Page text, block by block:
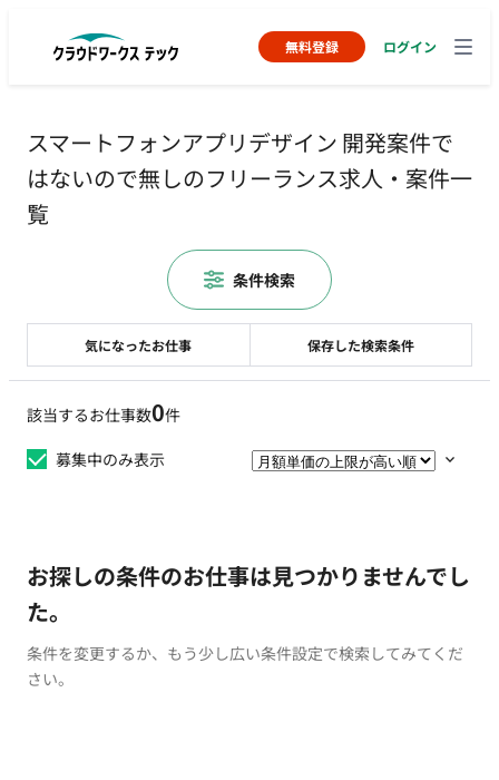
無料登録 ログイン
スマートフォンアプリデザイン 開発案件で
はないので無しのフリーランス求人・案件一
覧
該当するお仕事数0件
募集中のみ表示
お探しの条件のお仕事は見つかりませんでし
た。
条件を変更するか、もう少し広い条件設定で検索してみてくだ
さい。
気になったお仕事 保存した検索条件
条件検索